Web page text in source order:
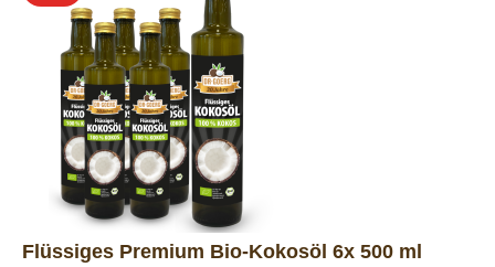
Flüssiges Premium Bio-Kokosöl 6x 500 ml